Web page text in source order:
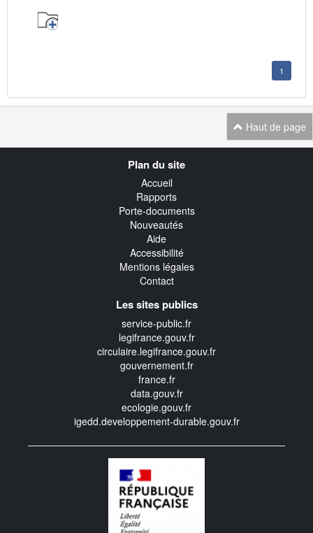
1
Haut de page
Plan du site
Accueil
Rapports
Porte-documents
Nouveautés
Aide
Accessibilité
Mentions légales
Contact
Les sites publics
service-public.fr
legifrance.gouv.fr
circulaire.legifrance.gouv.fr
gouvernement.fr
france.fr
data.gouv.fr
ecologie.gouv.fr
igedd.developpement-durable.gouv.fr